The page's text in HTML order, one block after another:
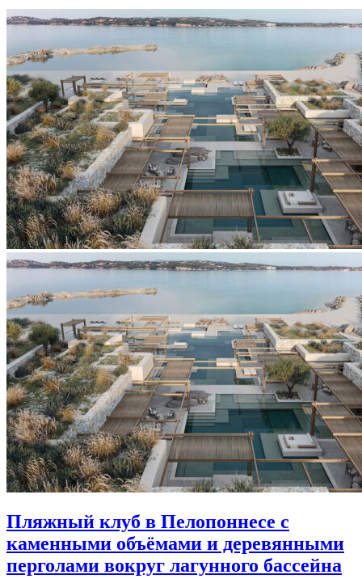
Пляжный клуб в Пелопоннесе с
каменными объёмами и деревянными
перголами вокруг лагунного бассейна